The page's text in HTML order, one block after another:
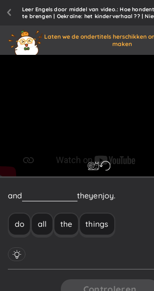
Leer Engels door middel van video.: Hoe
te brengen | Oekraïne: het kinderverhaal ?? |
Laten we de ondertitels herschikken
maken
and theyenjoy.
do all the things